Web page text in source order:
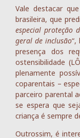
Vale destacar
brasileira, que
especial proteção
geral de inclusão“,
presença dos
ostensibilidade
plenamente
coparentais –
parceiro parental
se espera que
criança é sempre
Outrossim, é